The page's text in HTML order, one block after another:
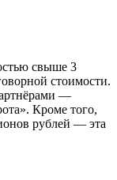
свыше 3
стоимости.
—
Кроме того,
рублей — эта